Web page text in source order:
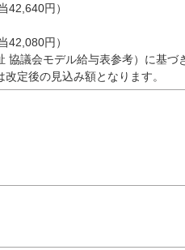
42,640円）
42,080円）
協議会モデル給与表参考）に基づ
定後の見込み額となります。